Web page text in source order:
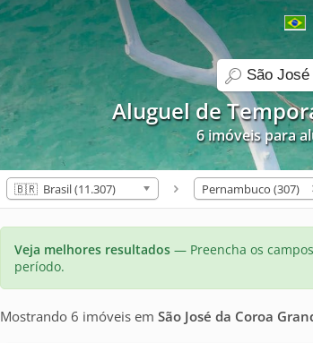
Aluguel de
6 imóveis para
search
🇧🇷 Brasil (11.307) Pernambuco (307)
Veja melhores resultados — Preencha os campos
período.
Mostrando 6 imóveis em São José da Coroa